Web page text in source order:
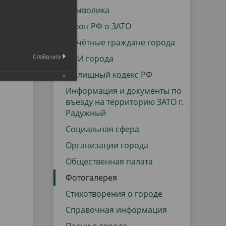
Городская среда
Региональный контроль
Поддержка малого и среднего
предпринимательства
Символика
Закон РФ о ЗАТО
Почётные граждане города
СМИ города
Жилищный кодекс РФ
Информация и документы по
въезду на территорию ЗАТО г.
Радужный
Социальная сфера
Организации города
Общественная палата
Фотогалерея
Стихотворения о городе
Справочная информация
Слайд-шоу: